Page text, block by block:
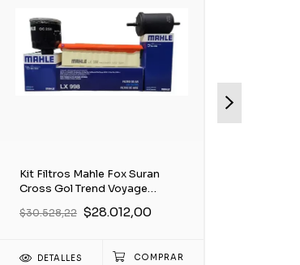
Kit Filtros Mahle Fox Suran
Cross Gol Trend Voyage
$30.528,22 $28.012,00
DETALLES